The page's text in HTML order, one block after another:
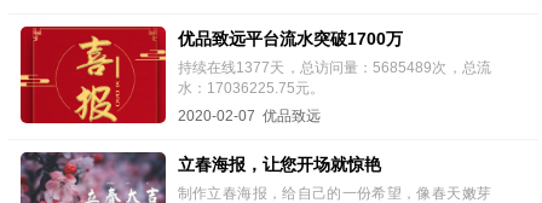
优品致远平台流水突破1700万
持续在线1377天，总访问量：5685489次，总流
水：17036225.75元。
2020-02-07 优品致远
立春海报，让您开场就惊艳
制作立春海报，给自己的一份希望，像春天嫩芽